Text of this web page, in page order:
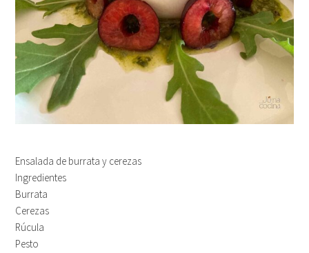
Ensalada de burrata y cerezas
Ingredientes
Burrata
Cerezas
Rúcula
Pesto